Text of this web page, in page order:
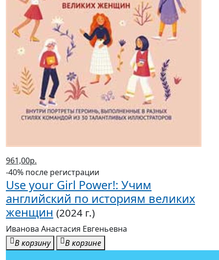
961,00р.
-40% после регистрации
Use your Girl Power!: Учим
английский по историям великих
женщин (2024 г.)
Иванова Анастасия Евгеньевна
В корзину
В корзине